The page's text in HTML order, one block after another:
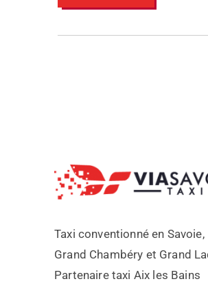
Taxi conventionné en Savoie,
Grand Chambéry et Grand
Partenaire taxi Aix les Bains